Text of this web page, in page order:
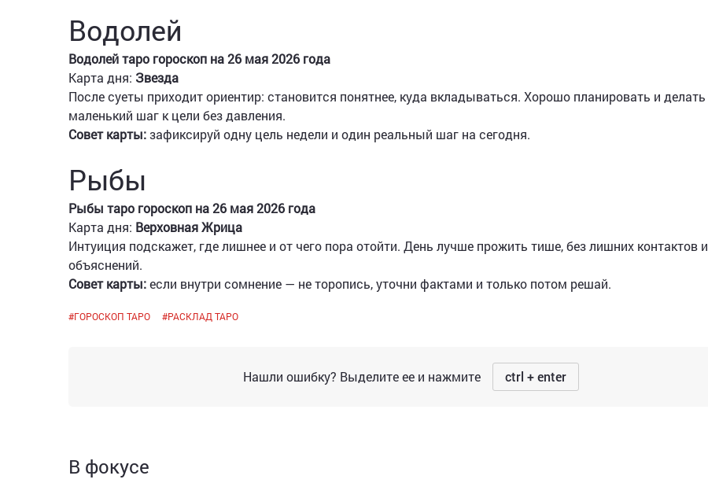
Водолей
Водолей таро гороскоп на 26 мая 2026 года
Карта дня: Звезда
После суеты приходит ориентир: становится понятнее, куда вкладываться. Хорошо планировать и делать
маленький шаг к цели без давления.
Совет карты:зафиксируй одну цель недели и один реальный шаг на сегодня.
Рыбы
Рыбы таро гороскоп на 26 мая 2026 года
Карта дня: Верховная Жрица
Интуиция подскажет, где лишнее и от чего пора отойти. День лучше прожить тише, без лишних контактов и
объяснений.
Совет карты:если внутри сомнение — не торопись, уточни фактами и только потом решай.
#ГОРОСКОП ТАРО #РАСКЛАД ТАРО
Нашли ошибку? Выделите ее и нажмите ctrl + enter
В фокусе